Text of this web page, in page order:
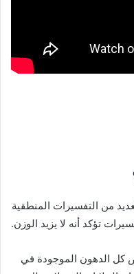
من التفسيرات المنطقية
تؤكد أنه لا يزيد الوزن.
كل الدهون الموجودة في